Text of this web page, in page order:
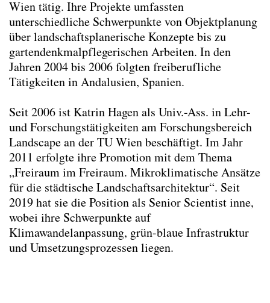
Wien tätig. Ihre Projekte umfassten
unterschiedliche Schwerpunkte von Objektplanung
über landschaftsplanerische Konzepte bis zu
gartendenkmalpflegerischen Arbeiten. In den
Jahren 2004 bis 2006 folgten freiberufliche
Tätigkeiten in Andalusien, Spanien.
Seit 2006 ist Katrin Hagen als Univ.-Ass. in Lehr-
und Forschungstätigkeiten am Forschungsbereich
Landscape an der TU Wien beschäftigt. Im Jahr
2011 erfolgte ihre Promotion mit dem Thema
„Freiraum im Freiraum. Mikroklimatische Ansätze
für die städtische Landschaftsarchitektur“. Seit
2019 hat sie die Position als Senior Scientist inne,
wobei ihre Schwerpunkte auf
Klimawandelanpassung, grün-blaue Infrastruktur
und Umsetzungsprozessen liegen.
Team
Professor*innen
Wissenschaftliche Mitarbeiter*innen
Annalisa Mauri
Boris Salak
Katrin Hagen
Lars Hopstock
Norbert Trolf
Studienassistent*innen
Tutor*innen
Projektmitarbeiter*innen
Sekretariat
Lektor*innen
Ehemaliges Team
Ehemalige Lektor*innen
Kontakt